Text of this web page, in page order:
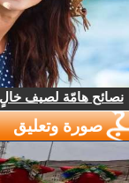
نصائح هامّة لصيف
صورة وتعليق